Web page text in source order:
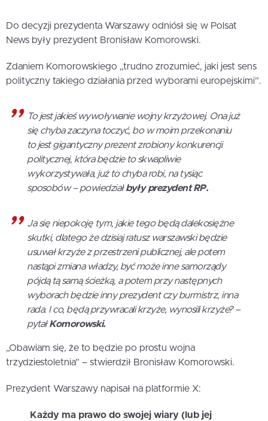
Do decyzji prezydenta Warszawy odniósł się w Polsat
News były prezydent Bronisław Komorowski.
Zdaniem Komorowskiego „trudno zrozumieć, jaki jest sens
polityczny takiego działania przed wyborami europejskimi”.
To jest jakieś wywoływanie wojny krzyżowej. Ona już
się chyba zaczyna toczyć, bo w moim przekonaniu
to jest gigantyczny prezent zrobiony konkurencji
politycznej, która będzie to skwapliwie
wykorzystywała, już to chyba robi, na tysiąc
sposobów – powiedziałbyły prezydent RP.
Ja się niepokoję tym, jakie tego będą dalekosiężne
skutki, dlatego że dzisiaj ratusz warszawski będzie
usuwał krzyże z przestrzeni publicznej, ale potem
nastąpi zmiana władzy, być może inne samorządy
pójdą tą samą ścieżką, a potem przy następnych
wyborach będzie inny prezydent czy burmistrz, inna
rada. I co, będą przywracali krzyże, wynosili krzyże? –
pytałKomorowski.
„Obawiam się, że to będzie po prostu wojna
trzydziestoletnia” – stwierdził Bronisław Komorowski.
Prezydent Warszawy napisał na platformie X:
Każdy ma prawo do swojej wiary (lub jej